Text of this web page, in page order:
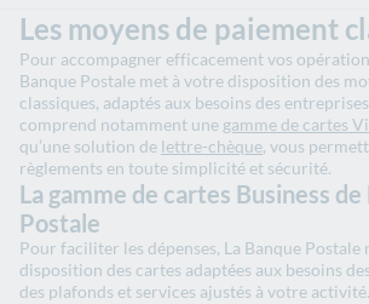
Les moyens de paiement
Pour accompagner efficacement vos
Banque Postale met à votre disposition des
classiques, adaptés aux besoins des
comprend notamment une gamme de cartes
qu’une solution de lettre-chèque, vous
règlements en toute simplicité et sécurité.
La gamme de cartes Business de
Postale
Pour faciliter les dépenses, La Banque Postale
disposition des cartes adaptées aux besoins
des plafonds et services ajustés à votre activité.